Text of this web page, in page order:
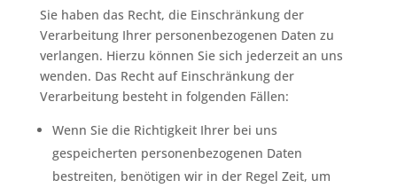
Sie haben das Recht, die Einschränkung der
Verarbeitung Ihrer personenbezogenen Daten zu
verlangen. Hierzu können Sie sich jederzeit an uns
wenden. Das Recht auf Einschränkung der
Verarbeitung besteht in folgenden Fällen:
Wenn Sie die Richtigkeit Ihrer bei uns
gespeicherten personenbezogenen Daten
bestreiten, benötigen wir in der Regel Zeit, um